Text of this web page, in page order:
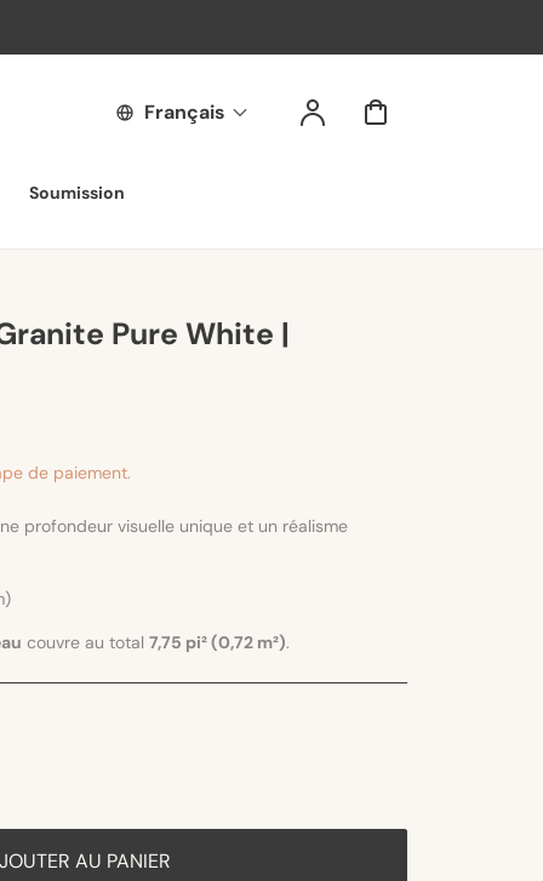
Français Compte Panier
Soumission
Pure White |
de paiement.
profondeur visuelle unique et un réalisme
couvre au total 7,75 pi² (0,72 m²).
AU PANIER